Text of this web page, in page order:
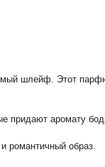
шлейф. Этот
придают аромату
романтичный образ.